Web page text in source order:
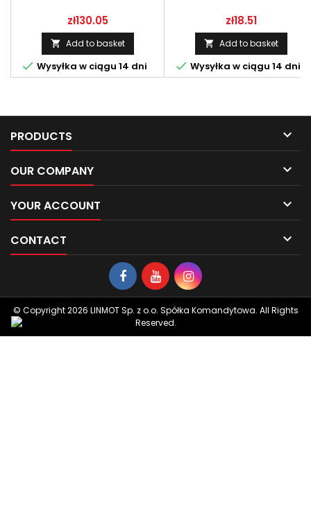
Price
zł130.05
 Add to basket
 Wysyłka w ciągu 14 dni
Price
zł18.51
 Add to basket
 Wysyłka w ciągu 14 dni
PRODUCTS 
OUR COMPANY 
YOUR ACCOUNT 
CONTACT 
© Copyright 2026 LINMOT Sp. z o.o. Spółka Komandytowa. All Rights
Reserved.